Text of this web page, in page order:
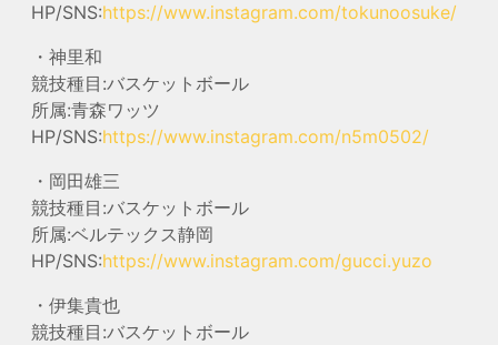
HP/SNS:https://www.instagram.com/tokunoosuke/
・神里和
競技種目:バスケットボール
所属:青森ワッツ
HP/SNS:https://www.instagram.com/n5m0502/
・岡田雄三
競技種目:バスケットボール
所属:ベルテックス静岡
HP/SNS:https://www.instagram.com/gucci.yuzo
・伊集貴也
競技種目:バスケットボール